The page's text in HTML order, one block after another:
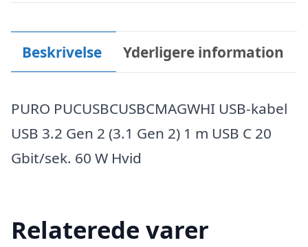
Beskrivelse Yderligere information
PURO PUCUSBCUSBCMAGWHI USB-kabel
USB 3.2 Gen 2 (3.1 Gen 2) 1 m USB C 20
Gbit/sek. 60 W Hvid
Relaterede varer